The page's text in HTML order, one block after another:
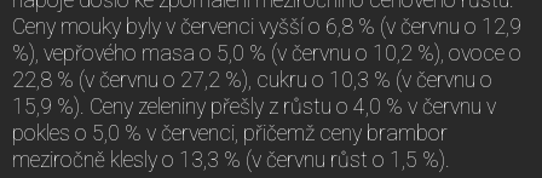
Ceny mouky byly v červenci vyšší o 6,8 % (v červnu o 12,9
%), vepřového masa o 5,0 % (v červnu o 10,2 %), ovoce o
22,8 % (v červnu o 27,2 %), cukru o 10,3 % (v červnu o
15,9 %). Ceny zeleniny přešly z růstu o 4,0 % v červnu v
pokles o 5,0 % v červenci, přičemž ceny brambor
meziročně klesly o 13,3 % (v červnu růst o 1,5 %).